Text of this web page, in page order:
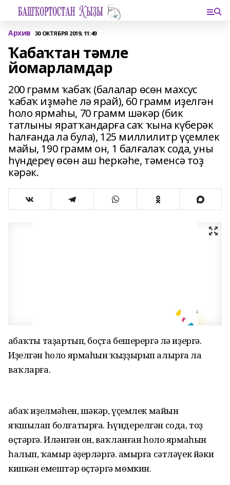
Архив 30 ОКТЯБРЯ 2019, 11:49
Ҡабаҡтан тәмле
йомарламдар
200 грамм ҡабаҡ (балалар өсөн махсус
ҡабаҡ иҙмәһе лә ярай), 60 грамм иҙелгән
һоло ярмаһы, 70 грамм шәкәр (бик
татлыны яратҡандарға саҡ ҡына күберәк
һалғанда ла була), 125 миллилитр үҫемлек
майы, 190 грамм он, 1 балғалаҡ сода, уны
һүндереү өсөн аш һеркәһе, тәменсә тоҙ
кәрәк.
Ҡабаҡты таҙартып, боҫта бешерергә лә иҙергә.
Иҙелгән һоло ярмаһын ҡыҙҙырып алырға ла
ваҡларға.
Ҡабаҡ иҙелмәһен, шәкәр, үҫемлек майын
яҡшылап болғатырға. Һүндерелгән сода, тоҙ
өҫтәргә. Иләнгән он, ваҡланған һоло ярмаһын
һалып, ҡамыр әҙерләргә. Ҡамырға сәтләүек йәки
кипкән емештәр өҫтәргә мөмкин.